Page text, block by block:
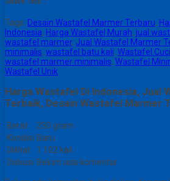
Tags: Desain Wastafel Marmer Terbaru,
Indonesia, Harga Wastafel Murah, jual
wastafel marmer, Jual Wastafel Marmer
minimalis, wastafel batu kali, Wastafel
wastafel marmer minimalis, Wastafel
Wastafel Unik
Harga Wastafel Di Indonesia, Jual
Terbaik, Desain Wastafel Marmer
Berat
250 gram
Kondisi Baru
Dilihat
1.102 kali
Diskusi Belum ada komentar